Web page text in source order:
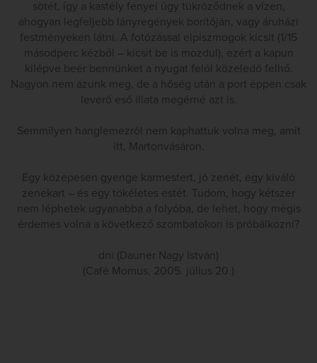
sötét, így a kastély fényei úgy tükröződnek a vízen,
ahogyan legfeljebb lányregények borítóján, vagy áruházi
festményeken látni. A fotózással elpiszmogok kicsit (1/15
másodperc kézből – kicsit be is mozdul), ezért a kapun
kilépve beér bennünket a nyugat felől közeledő felhő.
Nagyon nem ázunk meg, de a hőség után a port éppen csak
leverő eső illata megérné azt is.
Semmilyen hanglemezről nem kaphattuk volna meg, amit
itt, Martonvásáron.
Egy közepesen gyenge karmestert, jó zenét, egy kiváló
zenekart – és egy tökéletes estét. Tudom, hogy kétszer
nem léphetek ugyanabba a folyóba, de lehet, hogy mégis
érdemes volna a következő szombatokon is próbálkozni?
dni (Dauner Nagy István)
(Café Momus, 2005. július 20.)